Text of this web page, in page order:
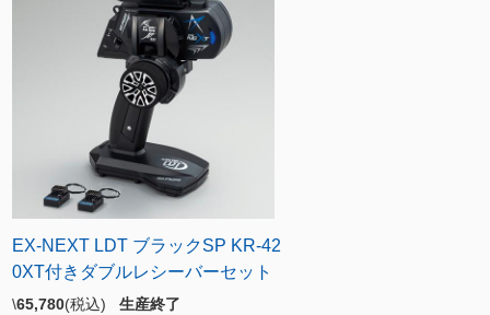
EX-NEXT LDT ブラックSP KR-42
0XT付きダブルレシーバーセット
\65,780(税込) 生産終了